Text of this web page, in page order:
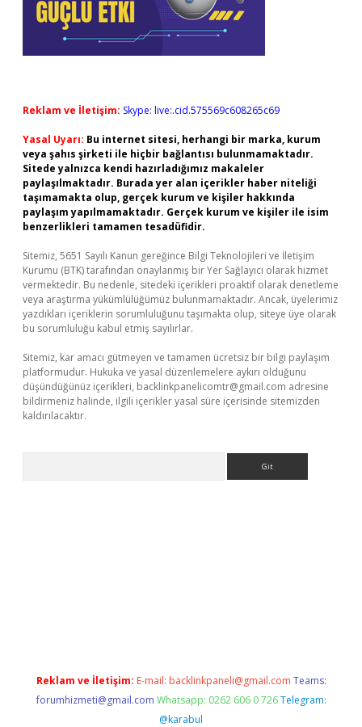
Reklam ve İletişim: Skype: live:.cid.575569c608265c69
Yasal Uyarı: Bu internet sitesi, herhangi bir marka, kurum
veya şahıs şirketi ile hiçbir bağlantısı bulunmamaktadır.
Sitede yalnızca kendi hazırladığımız makaleler
paylaşılmaktadır. Burada yer alan içerikler haber niteliği
taşımamakta olup, gerçek kurum ve kişiler hakkında
paylaşım yapılmamaktadır. Gerçek kurum ve kişiler ile isim
benzerlikleri tamamen tesadüfidir.
Sitemiz, 5651 Sayılı Kanun gereğince Bilgi Teknolojileri ve İletişim
Kurumu (BTK) tarafından onaylanmış bir Yer Sağlayıcı olarak hizmet
vermektedir. Bu nedenle, sitedeki içerikleri proaktif olarak denetleme
veya araştırma yükümlülüğümüz bulunmamaktadır. Ancak, üyelerimiz
yazdıkları içeriklerin sorumluluğunu taşımakta olup, siteye üye olarak
bu sorumluluğu kabul etmiş sayılırlar.
Sitemiz, kar amacı gütmeyen ve tamamen ücretsiz bir bilgi paylaşım
platformudur. Hukuka ve yasal düzenlemelere aykırı olduğunu
düşündüğünüz içerikleri, backlinkpanelicomtr@gmail.com adresine
bildirmeniz halinde, ilgili içerikler yasal süre içerisinde sitemizden
kaldırılacaktır.
Reklam ve İletişim: E-mail: backlinkpaneli@gmail.com Teams:
forumhizmeti@gmail.com Whatsapp: 0262 606 0 726 Telegram:
@karabul